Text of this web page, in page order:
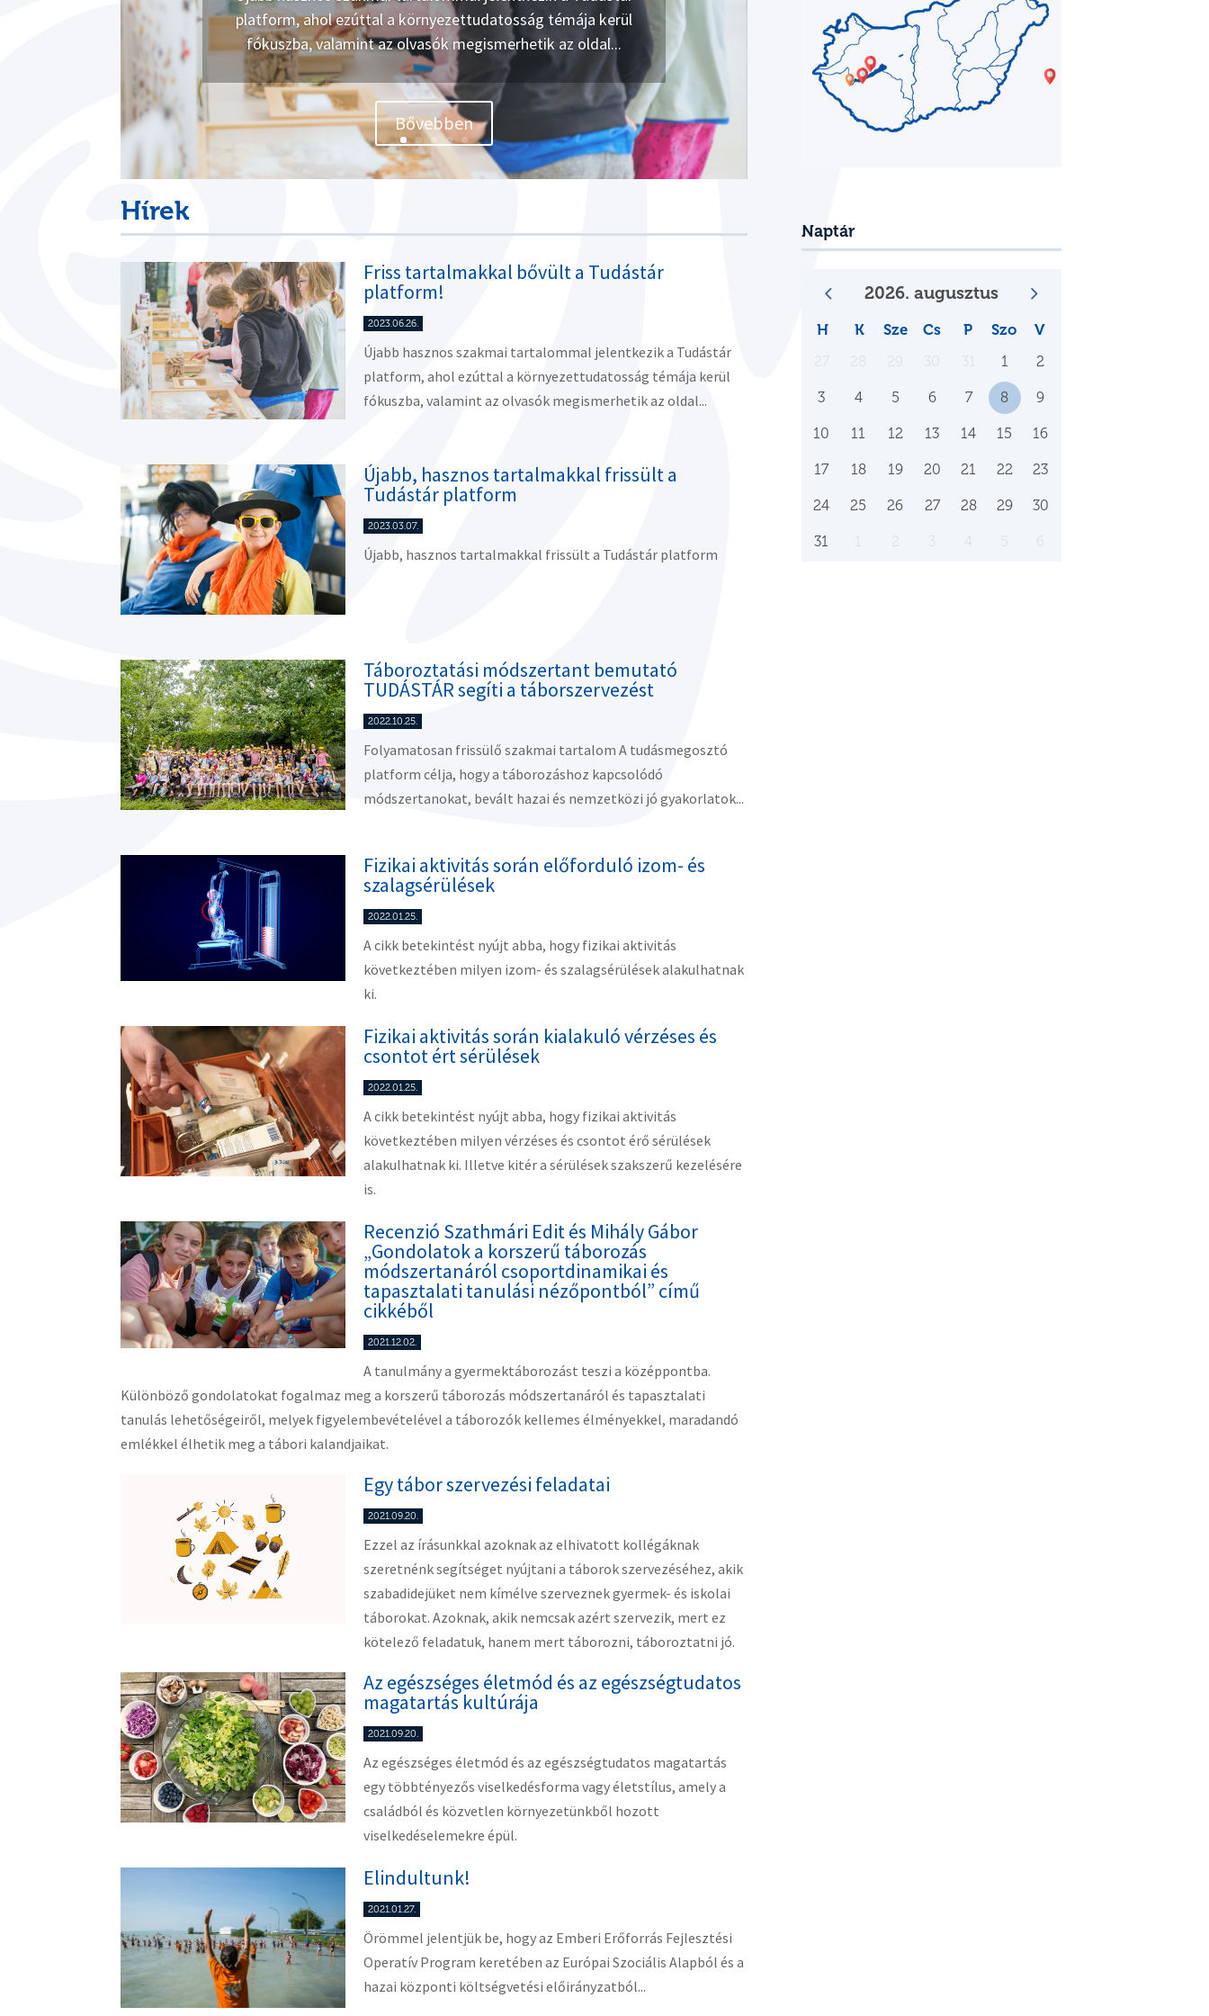
platform, ahol ezúttal a környezettudatosság témája kerül
fókuszba, valamint az olvasók megismerhetik az oldal...
Bővebben
Hírek
Friss tartalmakkal bővült a Tudástár
platform!
2023.06.26.
Újabb hasznos szakmai tartalommal jelentkezik a Tudástár
platform, ahol ezúttal a környezettudatosság témája kerül
fókuszba, valamint az olvasók megismerhetik az oldal...
Újabb, hasznos tartalmakkal frissült a
Tudástár platform
2023.03.07.
Újabb, hasznos tartalmakkal frissült a Tudástár platform
Táboroztatási módszertant bemutató
TUDÁSTÁR segíti a táborszervezést
2022.10.25.
Folyamatosan frissülő szakmai tartalom A tudásmegosztó
platform célja, hogy a táborozáshoz kapcsolódó
módszertanokat, bevált hazai és nemzetközi jó gyakorlatok...
Fizikai aktivitás során előforduló izom- és
szalagsérülések
2022.01.25.
A cikk betekintést nyújt abba, hogy fizikai aktivitás
következtében milyen izom- és szalagsérülések alakulhatnak
ki.
Fizikai aktivitás során kialakuló vérzéses és
csontot ért sérülések
2022.01.25.
A cikk betekintést nyújt abba, hogy fizikai aktivitás
következtében milyen vérzéses és csontot érő sérülések
alakulhatnak ki. Illetve kitér a sérülések szakszerű kezelésére
is.
Recenzió Szathmári Edit és Mihály Gábor
„Gondolatok a korszerű táborozás
módszertanáról csoportdinamikai és
tapasztalati tanulási nézőpontból” című
cikkéből
2021.12.02.
A tanulmány a gyermektáborozást teszi a középpontba.
Különböző gondolatokat fogalmaz meg a korszerű táborozás módszertanáról és tapasztalati
tanulás lehetőségeiről, melyek figyelembevételével a táborozók kellemes élményekkel, maradandó
emlékkel élhetik meg a tábori kalandjaikat.
Egy tábor szervezési feladatai
2021.09.20.
Ezzel az írásunkkal azoknak az elhivatott kollégáknak
szeretnénk segítséget nyújtani a táborok szervezéséhez, akik
szabadidejüket nem kímélve szerveznek gyermek- és iskolai
táborokat. Azoknak, akik nemcsak azért szervezik, mert ez
kötelező feladatuk, hanem mert táborozni, táboroztatni jó.
Az egészséges életmód és az egészségtudatos
magatartás kultúrája
2021.09.20.
Az egészséges életmód és az egészségtudatos magatartás
egy többtényezős viselkedésforma vagy életstílus, amely a
családból és közvetlen környezetünkből hozott
viselkedéselemekre épül.
Elindultunk!
2021.01.27.
Örömmel jelentjük be, hogy az Emberi Erőforrás Fejlesztési
Operatív Program keretében az Európai Szociális Alapból és a
hazai központi költségvetési előirányzatból...
Naptár
2026. augusztus
H K Sze Cs P Szo V
1 2
3 4 5 6 7 8 9
10 11 12 13 14 15 16
17 18 19 20 21 22 23
24 25 26 27 28 29 30
31